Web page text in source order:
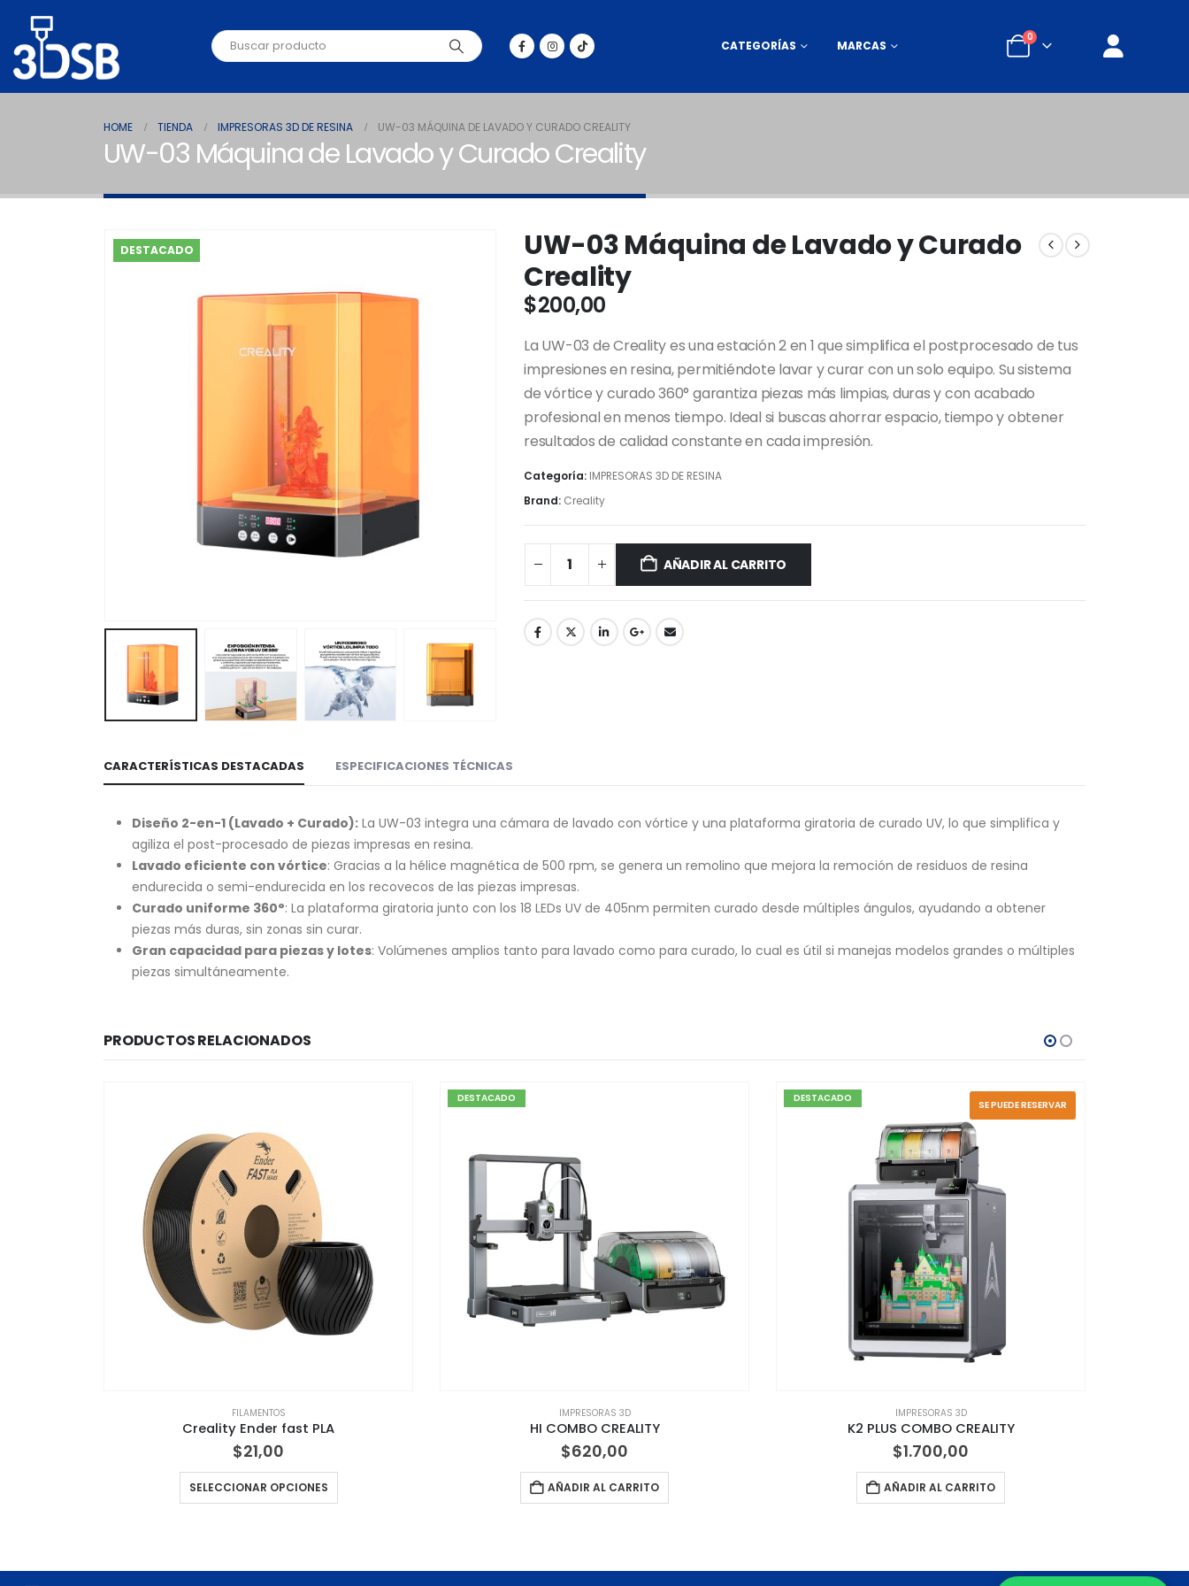
CATEGORÍAS MARCAS
0
HOME TIENDA IMPRESORAS 3D DE RESINA UW-03 MÁQUINA DE LAVADO Y CURADO CREALITY
UW-03 Máquina de Lavado y Curado Creality
DESTACADO
UW-03 Máquina de Lavado y Curado
Creality
$200,00
La UW-03 de Creality es una estación 2 en 1 que simplifica el postprocesado de tus
impresiones en resina, permitiéndote lavar y curar con un solo equipo. Su sistema
de vórtice y curado 360° garantiza piezas más limpias, duras y con acabado
profesional en menos tiempo. Ideal si buscas ahorrar espacio, tiempo y obtener
resultados de calidad constante en cada impresión.
Categoría: IMPRESORAS 3D DE RESINA
Brand: Creality
AÑADIR AL CARRITO
CARACTERÍSTICAS DESTACADAS ESPECIFICACIONES TÉCNICAS
Diseño 2-en-1 (Lavado + Curado): La UW-03 integra una cámara de lavado con vórtice y una plataforma giratoria de curado UV, lo que simplifica y
agiliza el post-procesado de piezas impresas en resina.
Lavado eficiente con vórtice: Gracias a la hélice magnética de 500 rpm, se genera un remolino que mejora la remoción de residuos de resina
endurecida o semi-endurecida en los recovecos de las piezas impresas.
Curado uniforme 360°: La plataforma giratoria junto con los 18 LEDs UV de 405nm permiten curado desde múltiples ángulos, ayudando a obtener
piezas más duras, sin zonas sin curar.
Gran capacidad para piezas y lotes: Volúmenes amplios tanto para lavado como para curado, lo cual es útil si manejas modelos grandes o múltiples
piezas simultáneamente.
PRODUCTOS RELACIONADOS
FILAMENTOS
Creality Ender fast PLA
$21,00
SELECCIONAR OPCIONES
Este producto tiene múltiples variantes. Las opciones se pueden elegir en la página de producto
DESTACADO
IMPRESORAS 3D
HI COMBO CREALITY
$620,00
AÑADIR AL CARRITO
SE PUEDE RESERVAR
DESTACADO
IMPRESORAS 3D
K2 PLUS COMBO CREALITY
$1.700,00
AÑADIR AL CARRITO